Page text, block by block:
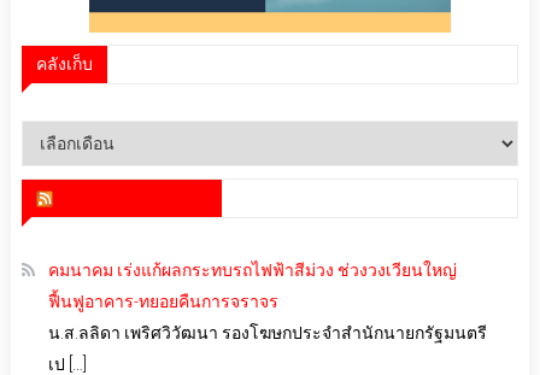
คลังเก็บ
คลัง
คมนาคม เร่งแก้ผลกระทบรถไฟฟ้าสีม่วง ช่วงวงเวียนใหญ่
ฟื้นฟูอาคาร-ทยอยคืนการจราจร
น.ส.ลลิดา เพริศวิวัฒนา รองโฆษกประจำสำนักนายกรัฐมนตรี
เป […]